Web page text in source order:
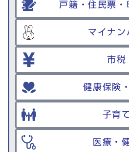
戸籍・住民票・
マイナン
市税
健康保険
子育
医療・